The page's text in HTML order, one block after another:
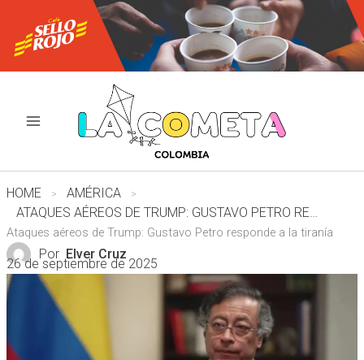
contenido
HOME
AMÉRICA
ATAQUES AÉREOS DE TRUMP: GUSTAVO PETRO RESPONDE A LA TIRANÍA
Ataques aéreos de Trump: Gustavo Petro responde a la tiranía
Por Elver Cruz
26 de septiembre de 2025